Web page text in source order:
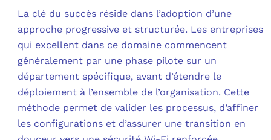
La clé du succès réside dans l’adoption d’une
approche progressive et structurée. Les entreprises
qui excellent dans ce domaine commencent
généralement par une phase pilote sur un
département spécifique, avant d’étendre le
déploiement à l’ensemble de l’organisation. Cette
méthode permet de valider les processus, d’affiner
les configurations et d’assurer une transition en